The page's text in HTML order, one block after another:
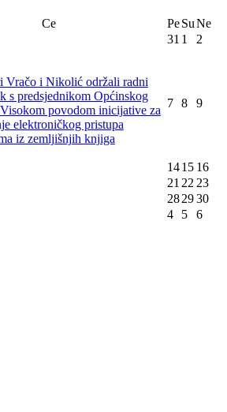
Ce PeSuNe
31 1 2
Vračo i Nikolić održali radni
s predsjednikom Općinskog
povodom inicijative za
elektroničkog pristupa
iz zemljišnjih knjiga
7 8 9
1415 16
212223
282930
4 5 6